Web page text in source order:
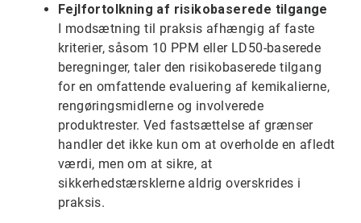
Fejlfortolkning af risikobaserede tilgange
I modsætning til praksis afhængig af faste
kriterier, såsom 10 PPM eller LD50-baserede
beregninger, taler den risikobaserede tilgang
for en omfattende evaluering af kemikalierne,
rengøringsmidlerne og involverede
produktrester. Ved fastsættelse af grænser
handler det ikke kun om at overholde en afledt
værdi, men om at sikre, at
sikkerhedstærsklerne aldrig overskrides i
praksis.